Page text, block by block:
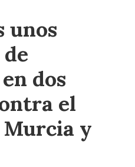
unos
dos
el
Murcia y